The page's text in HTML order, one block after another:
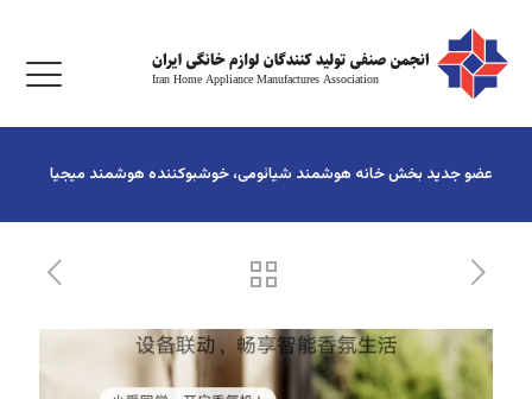
عضو جدید بخش خانه هوشمند شیائومی، خوشبو‌کننده هوشمند میجیا